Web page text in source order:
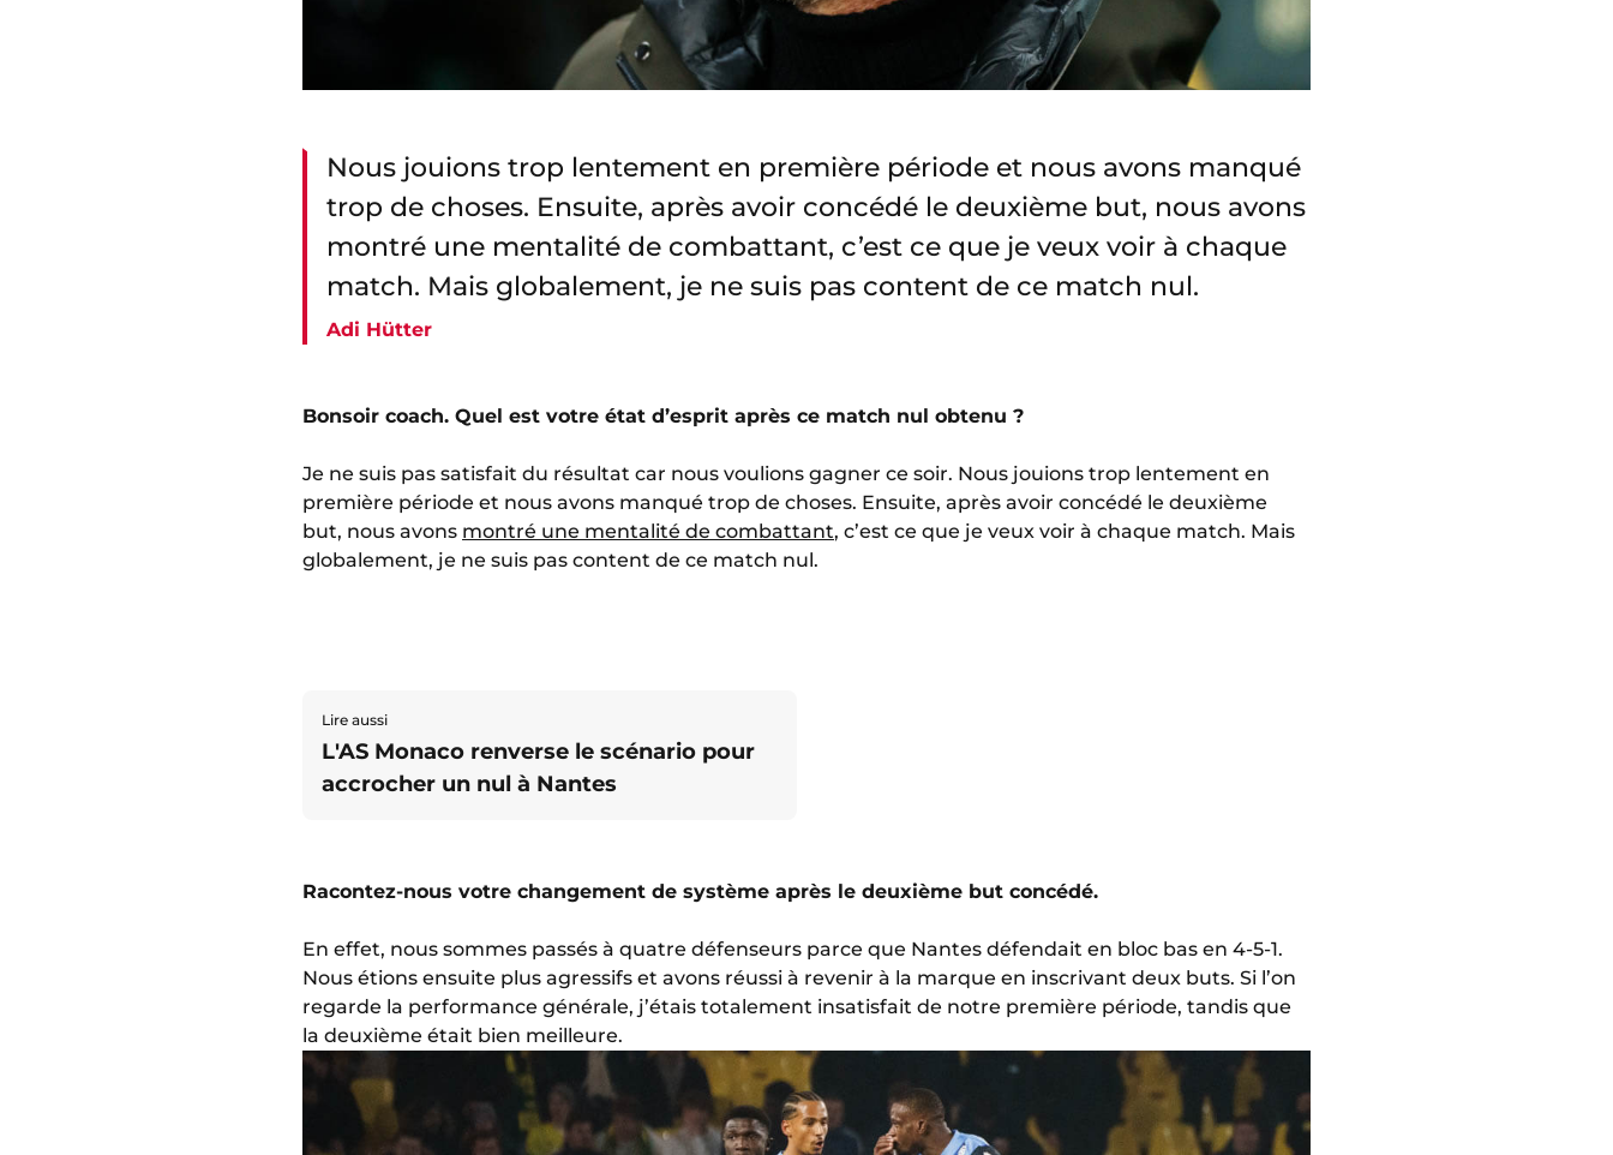
Nous jouions trop lentement en première période et nous avons manqué
trop de choses. Ensuite, après avoir concédé le deuxième but, nous avons
montré une mentalité de combattant, c’est ce que je veux voir à chaque
match. Mais globalement, je ne suis pas content de ce match nul.
Adi Hütter
Bonsoir coach. Quel est votre état d’esprit après ce match nul obtenu ?
Je ne suis pas satisfait du résultat car nous voulions gagner ce soir. Nous jouions trop lentement en
première période et nous avons manqué trop de choses. Ensuite, après avoir concédé le deuxième
but, nous avons montré une mentalité de combattant, c’est ce que je veux voir à chaque match. Mais
globalement, je ne suis pas content de ce match nul.
Lire aussi
L'AS Monaco renverse le scénario pour
accrocher un nul à Nantes
Racontez-nous votre changement de système après le deuxième but concédé.
En effet, nous sommes passés à quatre défenseurs parce que Nantes défendait en bloc bas en 4-5-1.
Nous étions ensuite plus agressifs et avons réussi à revenir à la marque en inscrivant deux buts. Si l’on
regarde la performance générale, j’étais totalement insatisfait de notre première période, tandis que
la deuxième était bien meilleure.